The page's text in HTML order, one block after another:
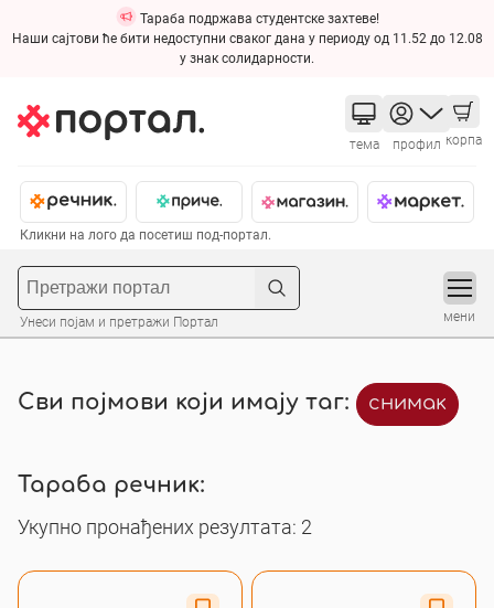
Тараба подржава студентске захтеве!
Наши сајтови ће бити недоступни сваког дана у периоду од 11.52 до 12.08
у знак солидарности.
тема профил корпа
Кликни на лого да посетиш под-портал.
Унеси појам и претражи Портал мени
Сви појмови који имају таг: снимак
Тараба речник:
Укупно пронађених резултата: 2